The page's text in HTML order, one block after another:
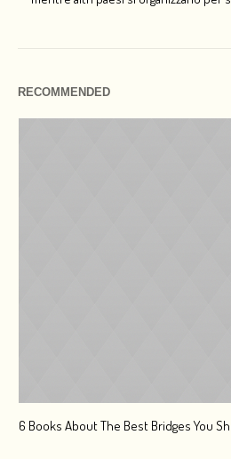
RECOMMENDED
6 Books About The Best Bridges You